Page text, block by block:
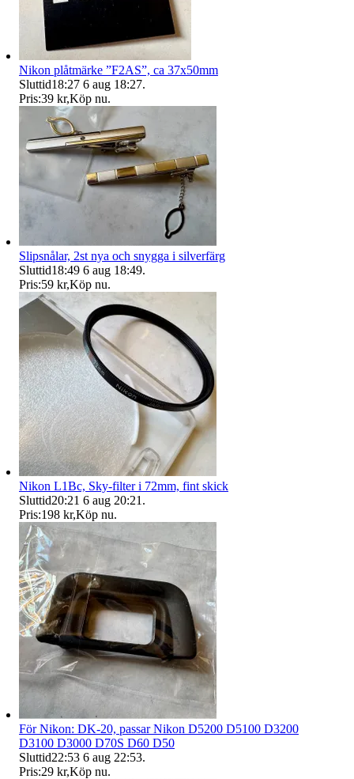
Nikon plåtmärke ”F2AS”, ca 37x50mm
Sluttid18:27 6 aug 18:27.
Pris:39 kr,Köp nu.
Slipsnålar, 2st nya och snygga i silverfärg
Sluttid18:49 6 aug 18:49.
Pris:59 kr,Köp nu.
Nikon L1Bc, Sky-filter i 72mm, fint skick
Sluttid20:21 6 aug 20:21 .
Pris:198 kr,Köp nu.
För Nikon: DK-20, passar Nikon D5200 D5100 D3200
D3100 D3000 D70S D60 D50
Sluttid22:53 6 aug 22:53.
Pris:29 kr,Köp nu.